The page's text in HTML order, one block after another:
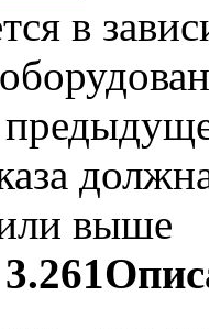
в
выше